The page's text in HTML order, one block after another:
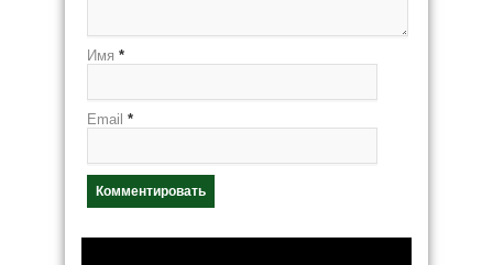
Имя *
Email *